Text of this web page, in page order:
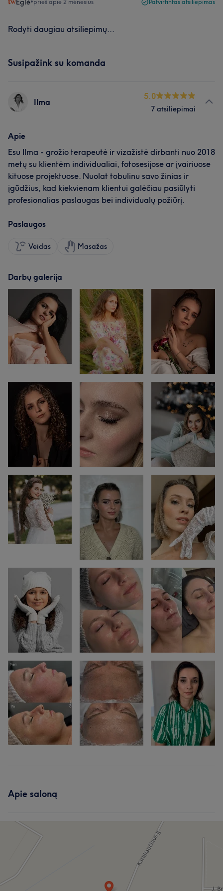
Eglė•prieš apie 2 mėnesius Patvirtintas atsiliepimas
Rodyti daugiau atsiliepimų...
Susipažink su komanda
Ilma
5.0
7 atsiliepimai
Apie
Esu Ilma - grožio terapeutė ir vizažistė dirbanti nuo 2018
metų su klientėm individualiai, fotosesijose ar įvairiuose
kituose projektuose. Nuolat tobulinu savo žinias ir
įgūdžius, kad kiekvienam klientui galėčiau pasiūlyti
profesionalias paslaugas bei individualų požiūrį.
Paslaugos
Veidas Masažas
Darbų galerija
Apie saloną